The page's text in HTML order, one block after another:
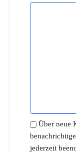
Über neue
jederzeit